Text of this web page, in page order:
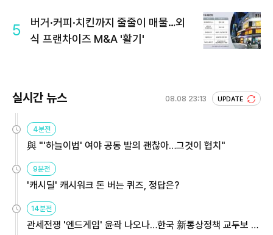
5
버거·커피·치킨까지 줄줄이 매물…외
식 프랜차이즈 M&A '활기'
실시간 뉴스 08.08 23:13 UPDATE
4분전
與 "'하늘이법' 여야 공동 발의 괜찮아…그것이 협치"
9분전
'캐시딜' 캐시워크 돈 버는 퀴즈, 정답은?
14분전
관세전쟁 '엔드게임' 윤곽 나오나…한국 新통상정책 교두보 활